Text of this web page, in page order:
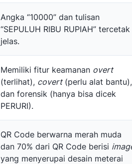
Angka “10000” dan tulisan
“SEPULUH RIBU RUPIAH” tercetak
jelas.
Memiliki fitur keamanan overt
(terlihat), covert(perlu alat bantu),
dan forensik (hanya bisa dicek
PERURI).
QR Code berwarna merah muda
dan 70% dari QR Code berisi
yang menyerupai desain meterai